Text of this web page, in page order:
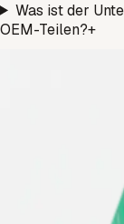
Was ist der
OEM-Teilen?+
Passgenaue
verlässliche
Maschinenmodule.